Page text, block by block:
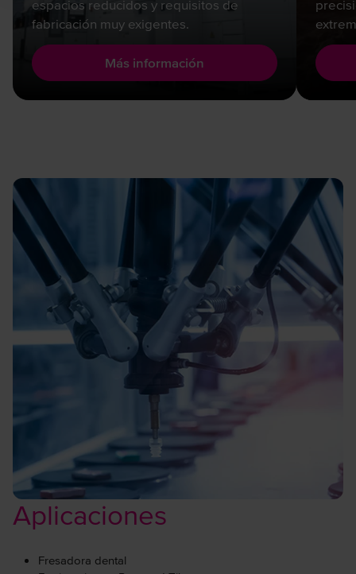
espacios reducidos y requisitos de
fabricación muy exigentes.
Más información
Aplicaciones
Fresadora dental